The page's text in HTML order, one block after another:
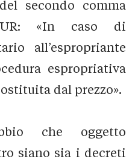
secondo comma
«In caso di
all’espropriante
espropriativa
dal prezzo».
che oggetto
siano sia i decreti